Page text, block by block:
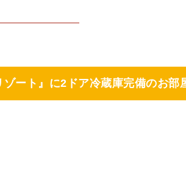
ート』に2ドア冷蔵庫完備のお部